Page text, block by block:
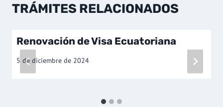
TRÁMITES RELACIONADOS
Renovación de Visa Ecuatoriana
5 de diciembre de 2024